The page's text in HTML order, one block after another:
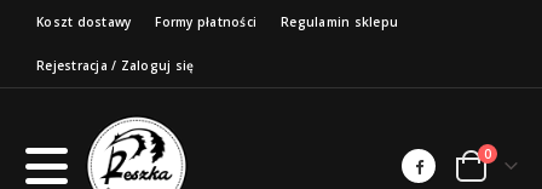
Koszt dostawy Formy płatności Regulamin sklepu
Rejestracja / Zaloguj się
0